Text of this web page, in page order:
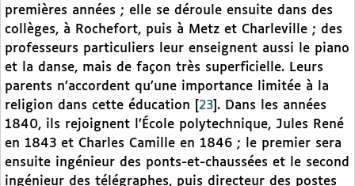
premières années ; elle se déroule ensuite dans des
collèges, à Rochefort, puis à Metz et Charleville ; des
professeurs particuliers leur enseignent aussi le piano
et la danse, mais de façon très superficielle. Leurs
parents n’accordent qu’une importance limitée à la
religion dans cette éducation
23 . Dans les années
1840, ils rejoignent l’École polytechnique, Jules René
en 1843 et Charles Camille en 1846 ; le premier sera
ensuite ingénieur des ponts-et-chaussées et le second
ingénieur des télégraphes, puis directeur des postes